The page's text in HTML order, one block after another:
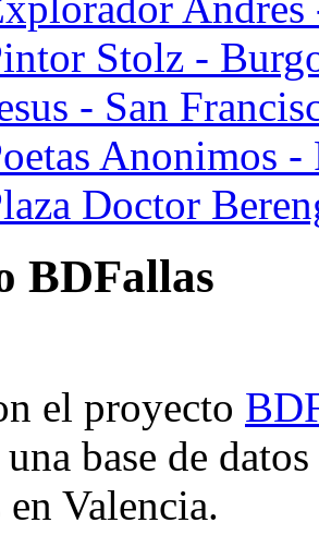
Stolz -
- San
Anonimos
Doctor
BDFallas
el proyecto
base de
Valencia.